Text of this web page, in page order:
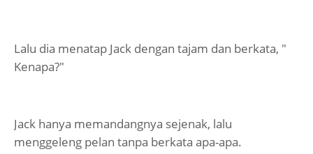
Lalu dia menatap Jack dengan tajam dan berkata, "
Kenapa?"
Jack hanya memandangnya sejenak, lalu
menggeleng pelan tanpa berkata apa-apa.